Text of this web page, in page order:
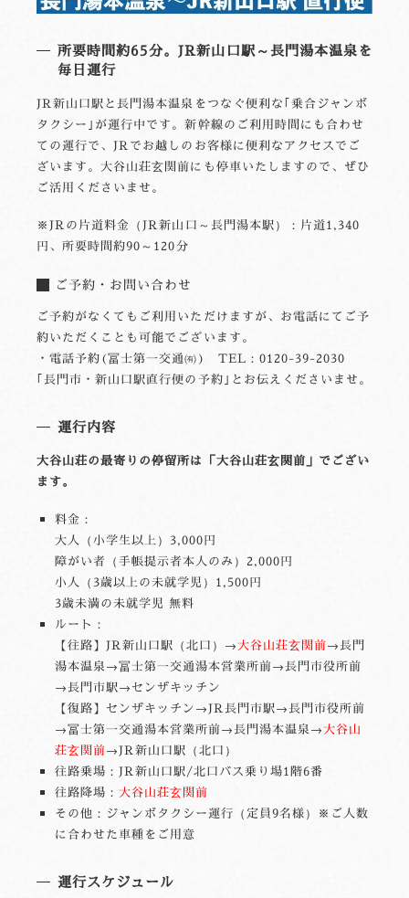
所要時間約65分。JR新山口駅～長門湯本温泉を
毎日運行
JR新山口駅と長門湯本温泉をつなぐ便利な｢乗合ジャンボ
タクシー｣が運行中です。新幹線のご利用時間にも合わせ
ての運行で、JRでお越しのお客様に便利なアクセスでご
ざいます。大谷山荘玄関前にも停車いたしますので、ぜひ
ご活用くださいませ。
※JRの片道料金（JR新山口～長門湯本駅）：片道1,340
円、所要時間約90～120分
ご予約・お問い合わせ
ご予約がなくてもご利用いただけますが、お電話にてご予
約いただくことも可能でございます。
・電話予約(冨士第一交通㈲) TEL：0120-39-2030
｢長門市・新山口駅直行便の予約｣とお伝えくださいませ。
運行内容
大谷山荘の最寄りの停留所は「大谷山荘玄関前」でござい
ます。
料金：
大人（小学生以上）3,000円
障がい者（手帳提示者本人のみ）2,000円
小人（3歳以上の未就学児）1,500円
3歳未満の未就学児 無料
ルート：
【往路】JR新山口駅（北口）→大谷山荘玄関前→長門
湯本温泉→冨士第一交通湯本営業所前→長門市役所前
→長門市駅→センザキッチン
【復路】センザキッチン→JR長門市駅→長門市役所前
→冨士第一交通湯本営業所前→長門湯本温泉→大谷山
荘玄関前→JR新山口駅（北口）
往路乗場：JR新山口駅/北口バス乗り場1階6番
往路降場： 大谷山荘玄関前
その他：ジャンボタクシー運行（定員9名様）※ご人数
に合わせた車種をご用意
運行スケジュール